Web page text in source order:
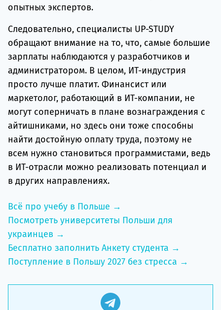
опытных экспертов.
Следовательно, специалисты UP-STUDY
обращают внимание на то, что, самые большие
зарплаты наблюдаются у разработчиков и
администратором. В целом, ИТ-индустрия
просто лучше платит. Финансист или
маркетолог, работающий в ИТ-компании, не
могут соперничать в плане вознаграждения с
айтишниками, но здесь они тоже способны
найти достойную оплату труда, поэтому не
всем нужно становиться программистами, ведь
в ИТ-отрасли можно реализовать потенциал и
в других направлениях.
Всё про учебу в Польше →
Посмотреть университеты Польши для
украинцев →
Бесплатно заполнить Анкету студента →
Поступление в Польшу 2027 без стресса →